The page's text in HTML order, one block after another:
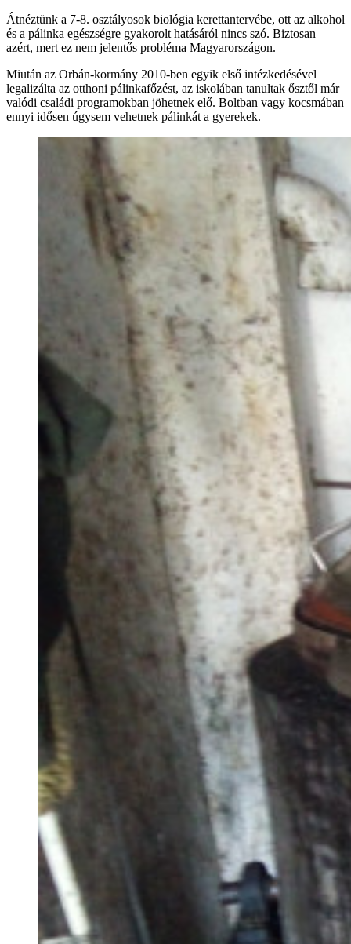
Átnéztünk a 7-8. osztályosok biológia kerettantervébe, ott az alkohol
és a pálinka egészségre gyakorolt hatásáról nincs szó. Biztosan
azért, mert ez nem jelentős probléma Magyarországon.
Miután az Orbán-kormány 2010-ben egyik első intézkedésével
legalizálta az otthoni pálinkafőzést, az iskolában tanultak ősztől már
valódi családi programokban jöhetnek elő. Boltban vagy kocsmában
ennyi idősen úgysem vehetnek pálinkát a gyerekek.